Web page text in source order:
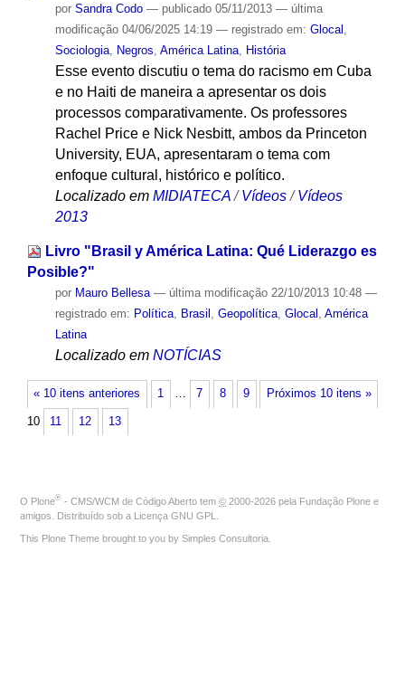
por Sandra Codo — publicado05/11/2013 — última
modificação04/06/2025 14:19 — registrado em: Glocal
Sociologia, Negros América Latina, História
Esse evento discutiu o tema do racismo em Cuba
e no Haiti de maneira a apresentar os dois
processos comparativamente. Os professores
Rachel Price e Nick Nesbitt, ambos da Princeton
University, EUA, apresentaram o tema com
enfoque cultural, histórico e político.
Localizado em MIDIATECA /Vídeos /Vídeos
2013
Livro "Brasil y América Latina: Qué Liderazgo es
Posible?"
por Mauro Bellesa — última modificação22/10/2013 10:48 —
registrado em: Política, Brasil , Geopolítica, Glocal , América
Latina
Localizado em NOTÍCIAS
« 10 itens anteriores Próximos 10 itens »
1 … 7 8 9
10 11 12 13
O Plone® - CMS/WCM de Código Aberto tem © 2000-2026 pela Fundação Plone e
amigos. Distribuído sob a Licença GNU GPL
This Plone Theme brought to you by Simples Consultoria